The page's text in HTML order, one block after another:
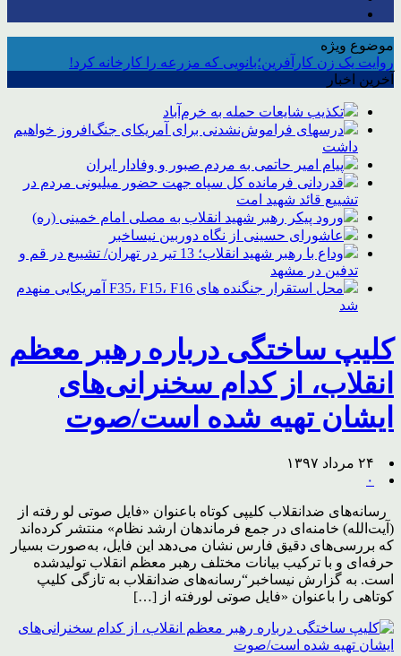
موضوع ویژه
روایت یک زن کارآفرین؛بانویی که مزرعه را کارخانه کرد!
آخرین اخبار
تکذیب شایعات حمله به خرم‌آباد
درسهای فراموش‌نشدنی برای آمریکای جنگ‌افروز خواهیم
داشت
پیام امیر حاتمی به مردم صبور و وفادار ایران
قدردانی فرمانده کل سپاه جهت حضور میلیونی مردم در
تشییع قائد شهید امت
ورود پیکر رهبر شهید انقلاب به مصلی امام خمینی (ره)
عاشورای حسینی از نگاه دوربین نیساخبر
وداع با رهبر شهید انقلاب؛ 13 تیر در تهران/ تشییع در قم و
تدفین در مشهد
محل استقرار جنگنده های F35، F15، F16 آمریکایی منهدم
شد
کلیپ ساختگی درباره رهبر معظم
انقلاب، از کدام سخنرانی‌های
ایشان تهیه شده است/صوت
۲۴ مرداد ۱۳۹۷
۰
رسانه‌های ضدانقلاب کلیپی کوتاه باعنوان «فایل صوتی لو رفته از
(آیت‌الله) خامنه‌ای در جمع فرماندهان ارشد نظام» منتشر کرده‌اند
که بررسی‌های دقیق فارس نشان می‌دهد این فایل، به‌صورت بسیار
حرفه‌ای و با ترکیب بیانات مختلف رهبر معظم انقلاب تولیدشده
است. به گزارش نیساخبر“رسانه‌های ضدانقلاب به تازگی کلیپ
کوتاهی را باعنوان «فایل صوتی لورفته از […]